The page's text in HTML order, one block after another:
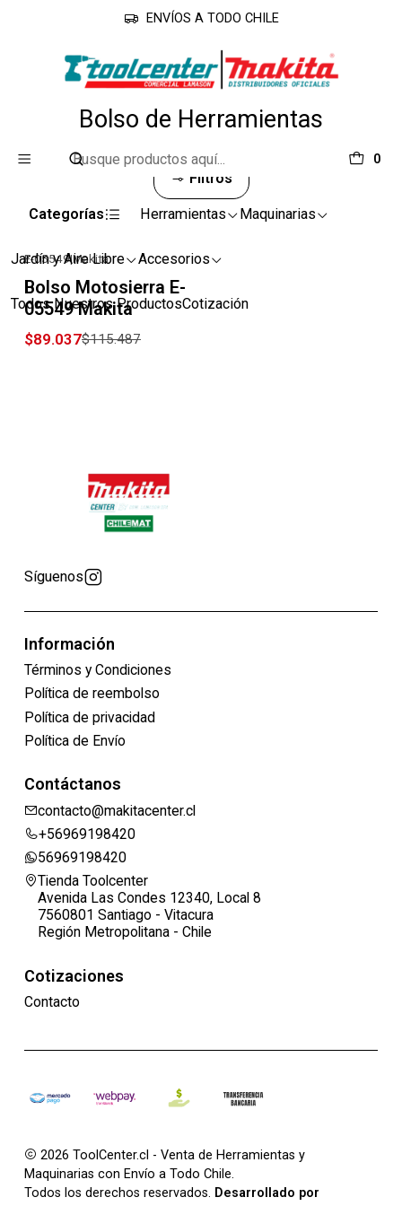
0
Categorías Herramientas Maquinarias
Jardín y Aire Libre Accesorios
Todos Nuestros ProductosCotización
ENVÍOS A TODO CHILE
Inicio Accesorios Bolso de Herramientas
Bolso de Herramientas
Filtros
E-05549|Makita
Bolso Motosierra E-
05549 Makita
$89.037$115.487
Síguenos
Información
Términos y Condiciones
Política de reembolso
Política de privacidad
Política de Envío
Contáctanos
contacto@makitacenter.cl
+56969198420
56969198420
Tienda Toolcenter
Avenida Las Condes 12340, Local 8
7560801 Santiago - Vitacura
Región Metropolitana - Chile
Cotizaciones
Contacto
2026 ToolCenter.cl - Venta de Herramientas y
Maquinarias con Envío a Todo Chile.
Todos los derechos reservados. Desarrollado por